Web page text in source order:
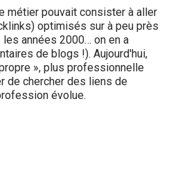
métier pouvait consister à aller
optimisés sur à peu près
les années 2000… on en a
de blogs !). Aujourd'hui,
», plus professionnelle
de chercher des liens de
évolue.